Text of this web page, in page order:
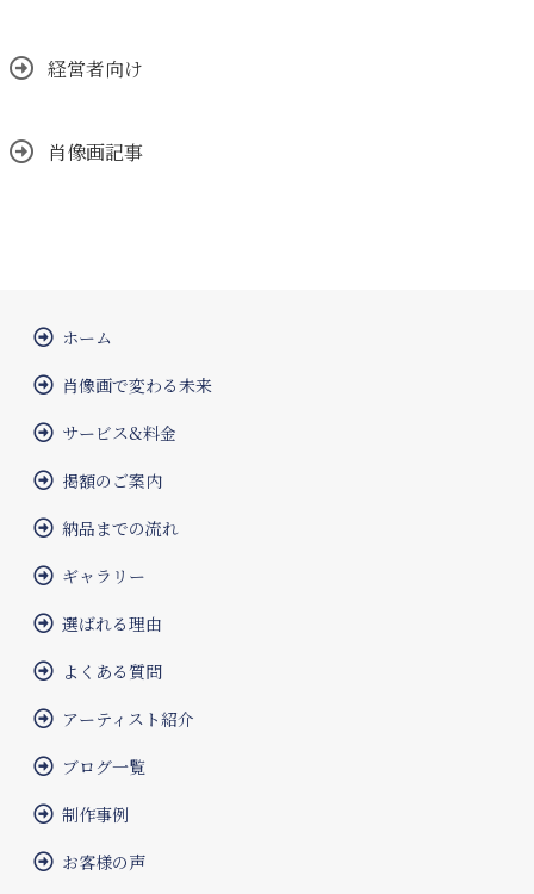
経営者向け
肖像画記事
ホーム
肖像画で変わる未来
サービス&料金
掲額のご案内
納品までの流れ
ギャラリー
選ばれる理由
よくある質問
アーティスト紹介
ブログ一覧
制作事例
お客様の声